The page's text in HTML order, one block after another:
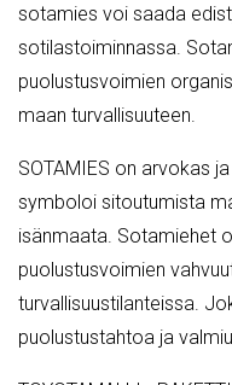
sotamies voi saada
sotilastoiminnassa.
puolustusvoimien
maan turvallisuuteen.
SOTAMIES on arvokas
symboloi sitoutumista
isänmaata. Sotamiehet
puolustusvoimien
turvallisuustilanteissa.
puolustustahtoa ja